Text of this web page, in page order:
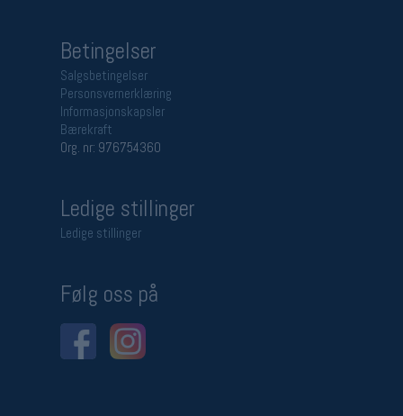
Betingelser
Salgsbetingelser
Personsvernerklæring
Informasjonskapsler
Bærekraft
Org. nr: 976754360
Ledige stillinger
Ledige stillinger
Følg oss på